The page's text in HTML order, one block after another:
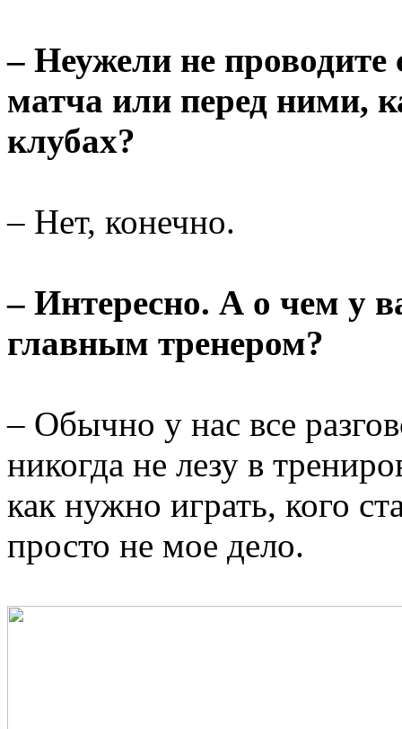
– Неужели не
матча или перед ними,
клубах?
– Нет, конечно.
– Интересно. А о чем у
главным тренером?
– Обычно у нас все
никогда не лезу в
как нужно играть, кого
просто не мое дело.